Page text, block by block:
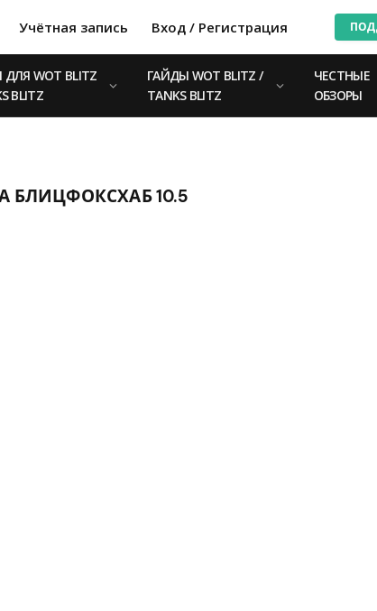
Учётная запись Вход / Регистрация
WOT BLITZ
BLITZ
ГАЙДЫ WOT BLITZ /
TANKS BLITZ
ЧЕСТНЫЕ
ОБЗОРЫ
БЛИЦФОКСХАБ 10.5